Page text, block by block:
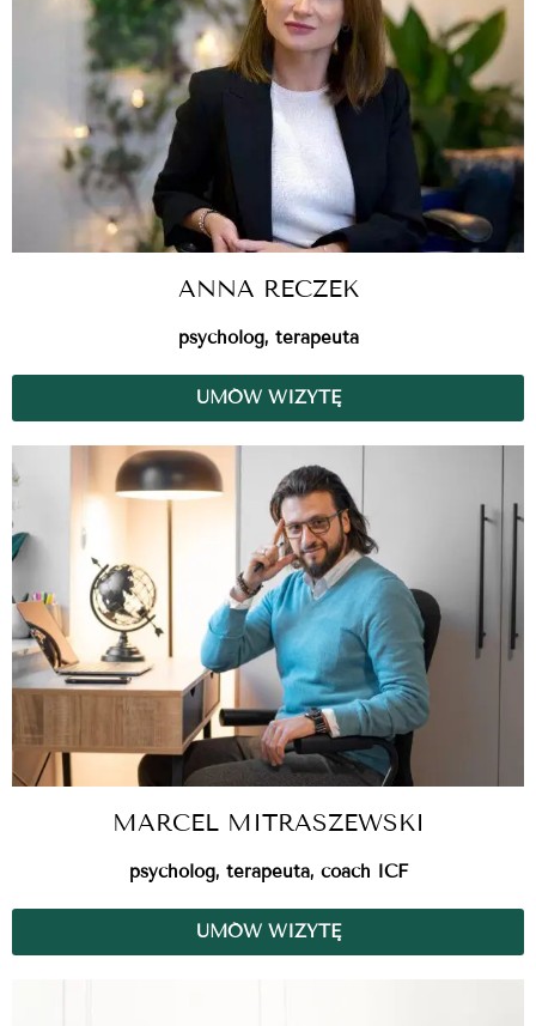
ANNA RECZEK
psycholog, terapeuta
UMÓW WIZYTĘ
MARCEL MITRASZEWSKI
psycholog, terapeuta, coach ICF
UMÓW WIZYTĘ